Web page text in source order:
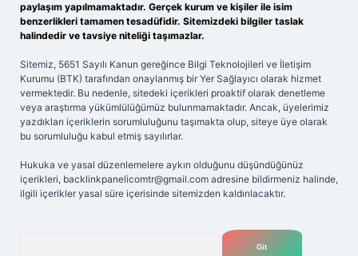
paylaşım yapılmamaktadır. Gerçek kurum ve kişiler ile isim
benzerlikleri tamamen tesadüfidir. Sitemizdeki bilgiler taslak
halindedir ve tavsiye niteliği taşımazlar.
Sitemiz, 5651 Sayılı Kanun gereğince Bilgi Teknolojileri ve İletişim
Kurumu (BTK) tarafından onaylanmış bir Yer Sağlayıcı olarak hizmet
vermektedir. Bu nedenle, sitedeki içerikleri proaktif olarak denetleme
veya araştırma yükümlülüğümüz bulunmamaktadır. Ancak, üyelerimiz
yazdıkları içeriklerin sorumluluğunu taşımakta olup, siteye üye olarak
bu sorumluluğu kabul etmiş sayılırlar.
Hukuka ve yasal düzenlemelere aykırı olduğunu düşündüğünüz
içerikleri, backlinkpanelicomtr@gmail.com adresine bildirmeniz halinde,
ilgili içerikler yasal süre içerisinde sitemizden kaldırılacaktır.